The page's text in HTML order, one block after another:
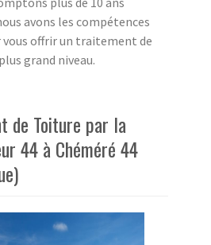
avons les compétences
vous offrir un traitement de
grand niveau.
de Toiture par la
44 à Chéméré 44